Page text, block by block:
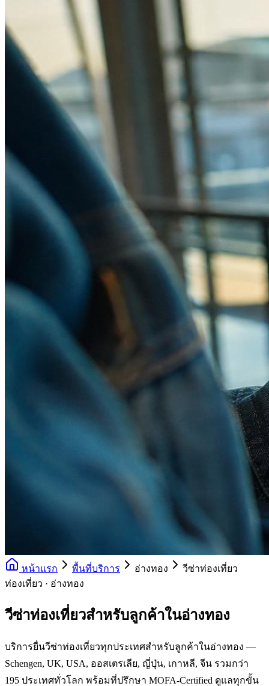
หน้าแรก พื้นที่บริการ อ่างทอง
วีซ่าท่องเที่ยว
ท่องเที่ยว · อ่างทอง
วีซ่าท่องเที่ยวสำหรับลูกค้าในอ่างทอง
บริการยื่นวีซ่าท่องเที่ยวทุกประเทศสำหรับลูกค้าในอ่างทอง —
Schengen, UK, USA, ออสเตรเลีย, ญี่ปุ่น, เกาหลี, จีน รวมกว่า
195 ประเทศทั่วโลก พร้อมที่ปรึกษา MOFA-Certified ดูแลทุกขั้น